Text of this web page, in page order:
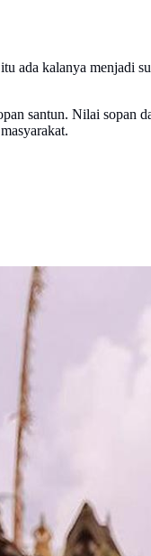
ada kalanya menjadi
santun. Nilai sopan